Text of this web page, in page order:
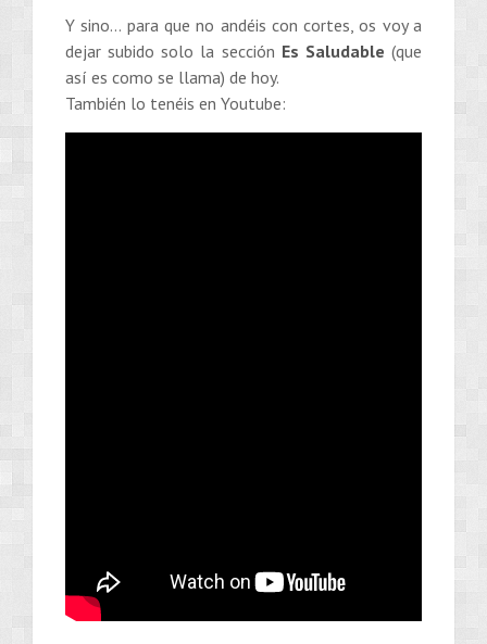
Y sino… para que no andéis con cortes, os voy a
dejar subido solo la sección Es Saludable (que
así es como se llama) de hoy.
También lo tenéis en Youtube: